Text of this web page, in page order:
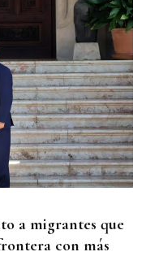
a migrantes que
con más